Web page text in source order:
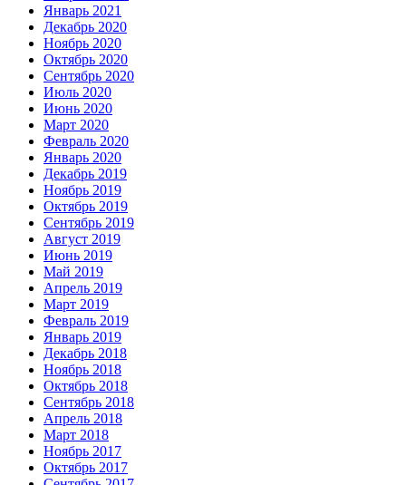
Январь 2021
Декабрь 2020
Ноябрь 2020
Октябрь 2020
Сентябрь 2020
Июль 2020
Июнь 2020
Март 2020
Февраль 2020
Январь 2020
Декабрь 2019
Ноябрь 2019
Октябрь 2019
Сентябрь 2019
Август 2019
Июнь 2019
Май 2019
Апрель 2019
Март 2019
Февраль 2019
Январь 2019
Декабрь 2018
Ноябрь 2018
Октябрь 2018
Сентябрь 2018
Апрель 2018
Март 2018
Ноябрь 2017
Октябрь 2017